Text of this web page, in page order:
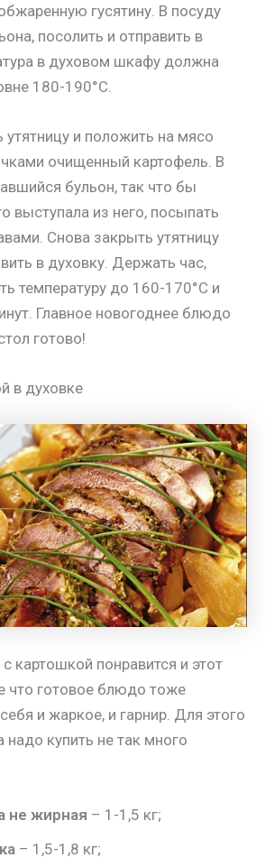
гусятину. В посуду
посолить и отправить в
в духовом шкафу должна
180-190°C.
утятницу и положить на мясо
очищенный картофель. В
бульон, так что бы
выступала из него, посыпать
Снова закрыть утятницу
в духовку. Держать час,
температуру до 160-170°C и
Главное новогоднее блюдо
готово!
в духовке
картошкой понравится и этот
что готовое блюдо тоже
и жаркое, и гарнир. Для этого
надо купить не так много
не жирная – 1-1,5 кг;
– 1,5-1,8 кг;